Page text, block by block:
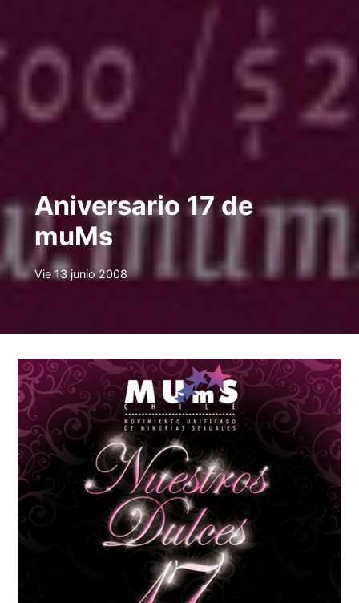
Aniversario 17 de
muMs
Vie 13 junio 2008